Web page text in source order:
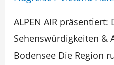
ALPEN AIR präsentiert:
Sehenswürdigkeiten &
Bodensee Die Region
Bodensee